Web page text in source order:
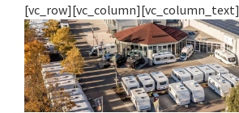
[vc_row][vc_column][vc_column_text]